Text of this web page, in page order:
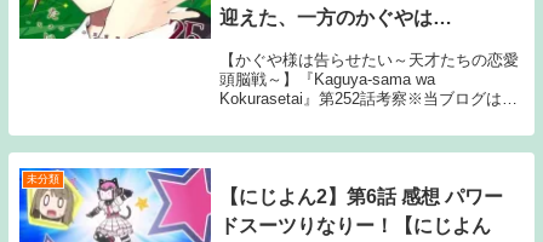
迎えた、一方のかぐやは…
【かぐや様は告らせたい～天才たちの恋愛
頭脳戦～】『Kaguya-sama wa
Kokurasetai』第252話考察※当ブログは感
る記事のため、タイトルにはネタバレと注
記しておりますが、マンガ本編のセ...
未分類
【にじよん2】第6話 感想 パワー
ドスーツりなりー！【にじよん